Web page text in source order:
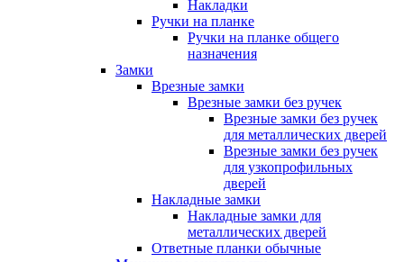
Накладки
Ручки на планке
Ручки на планке общего
назначения
Замки
Врезные замки
Врезные замки без ручек
Врезные замки без ручек
для металлических дверей
Врезные замки без ручек
для узкопрофильных
дверей
Накладные замки
Накладные замки для
металлических дверей
Ответные планки обычные